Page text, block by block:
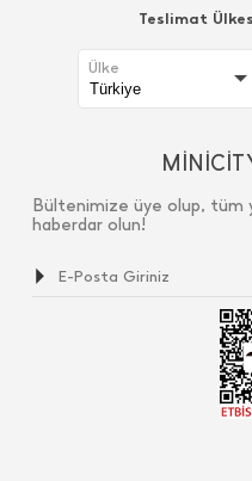
Teslimat
Ülke
Bültenimize üye olup, tüm
haberdar olun!